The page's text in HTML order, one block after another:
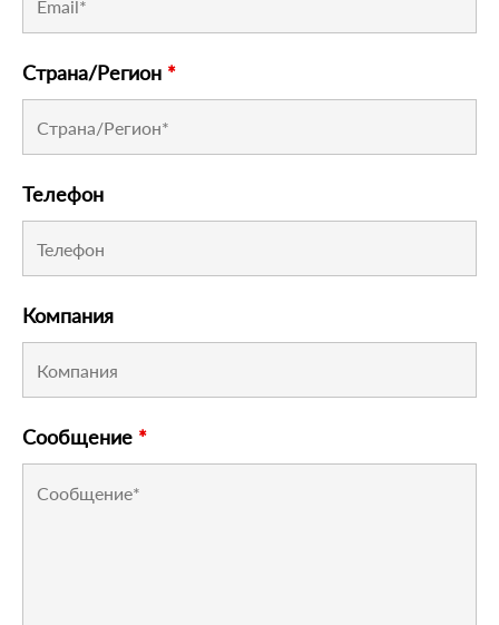
Страна/Регион *
Телефон
Компания
Сообщение *